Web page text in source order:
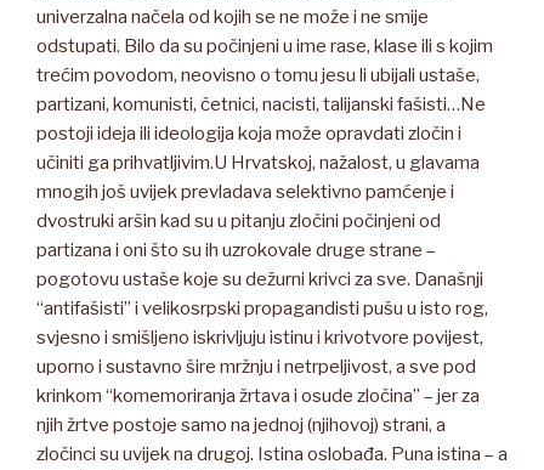
univerzalna načela od kojih se ne može i ne smije
odstupati. Bilo da su počinjeni u ime rase, klase ili s kojim
trećim povodom, neovisno o tomu jesu li ubijali ustaše,
partizani, komunisti, četnici, nacisti, talijanski fašisti…Ne
postoji ideja ili ideologija koja može opravdati zločin i
učiniti ga prihvatljivim.U Hrvatskoj, nažalost, u glavama
mnogih još uvijek prevladava selektivno pamćenje i
dvostruki aršin kad su u pitanju zločini počinjeni od
partizana i oni što su ih uzrokovale druge strane –
pogotovu ustaše koje su dežurni krivci za sve. Današnji
“antifašisti” i velikosrpski propagandisti pušu u isto rog,
svjesno i smišljeno iskrivljuju istinu i krivotvore povijest,
uporno i sustavno šire mržnju i netrpeljivost, a sve pod
krinkom “komemoriranja žrtava i osude zločina” – jer za
njih žrtve postoje samo na jednoj (njihovoj) strani, a
zločinci su uvijek na drugoj. Istina oslobađa. Puna istina – a